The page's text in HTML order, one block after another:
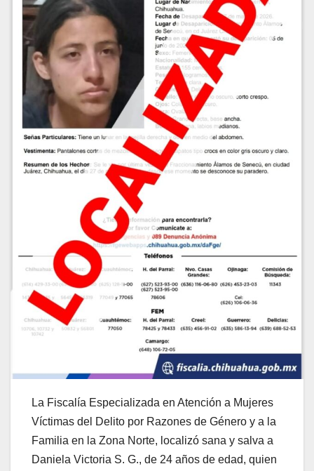
La Fiscalía Especializada en Atención a Mujeres
Víctimas del Delito por Razones de Género y a la
Familia en la Zona Norte, localizó sana y salva a
Daniela Victoria S. G., de 24 años de edad, quien